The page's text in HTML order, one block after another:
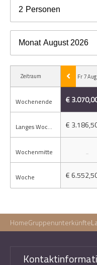
2 Personen
Monat August 2026
Zeitraum
Wochenende
Langes Wochenende
Wochenmitte
Woche
Fr 7 Aug
€
€
-
€
HomeGruppenunterkünfte